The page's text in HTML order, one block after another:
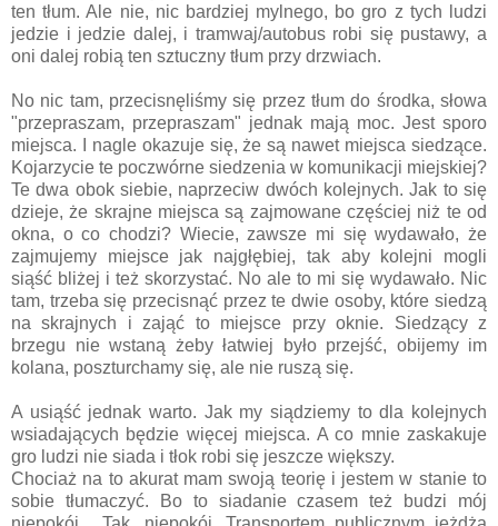
ten tłum. Ale nie, nic bardziej mylnego, bo gro z tych ludzi
jedzie i jedzie dalej, i tramwaj/autobus robi się pustawy, a
oni dalej robią ten sztuczny tłum przy drzwiach.
No nic tam, przecisnęliśmy się przez tłum do środka, słowa
"przepraszam, przepraszam" jednak mają moc. Jest sporo
miejsca. I nagle okazuje się, że są nawet miejsca siedzące.
Kojarzycie te poczwórne siedzenia w komunikacji miejskiej?
Te dwa obok siebie, naprzeciw dwóch kolejnych. Jak to się
dzieje, że skrajne miejsca są zajmowane częściej niż te od
okna, o co chodzi? Wiecie, zawsze mi się wydawało, że
zajmujemy miejsce jak najgłębiej, tak aby kolejni mogli
siąść bliżej i też skorzystać. No ale to mi się wydawało. Nic
tam, trzeba się przecisnąć przez te dwie osoby, które siedzą
na skrajnych i zająć to miejsce przy oknie. Siedzący z
brzegu nie wstaną żeby łatwiej było przejść, obijemy im
kolana, poszturchamy się, ale nie ruszą się.
A usiąść jednak warto. Jak my siądziemy to dla kolejnych
wsiadających będzie więcej miejsca. A co mnie zaskakuje
gro ludzi nie siada i tłok robi się jeszcze większy.
Chociaż na to akurat mam swoją teorię i jestem w stanie to
sobie tłumaczyć. Bo to siadanie czasem też budzi mój